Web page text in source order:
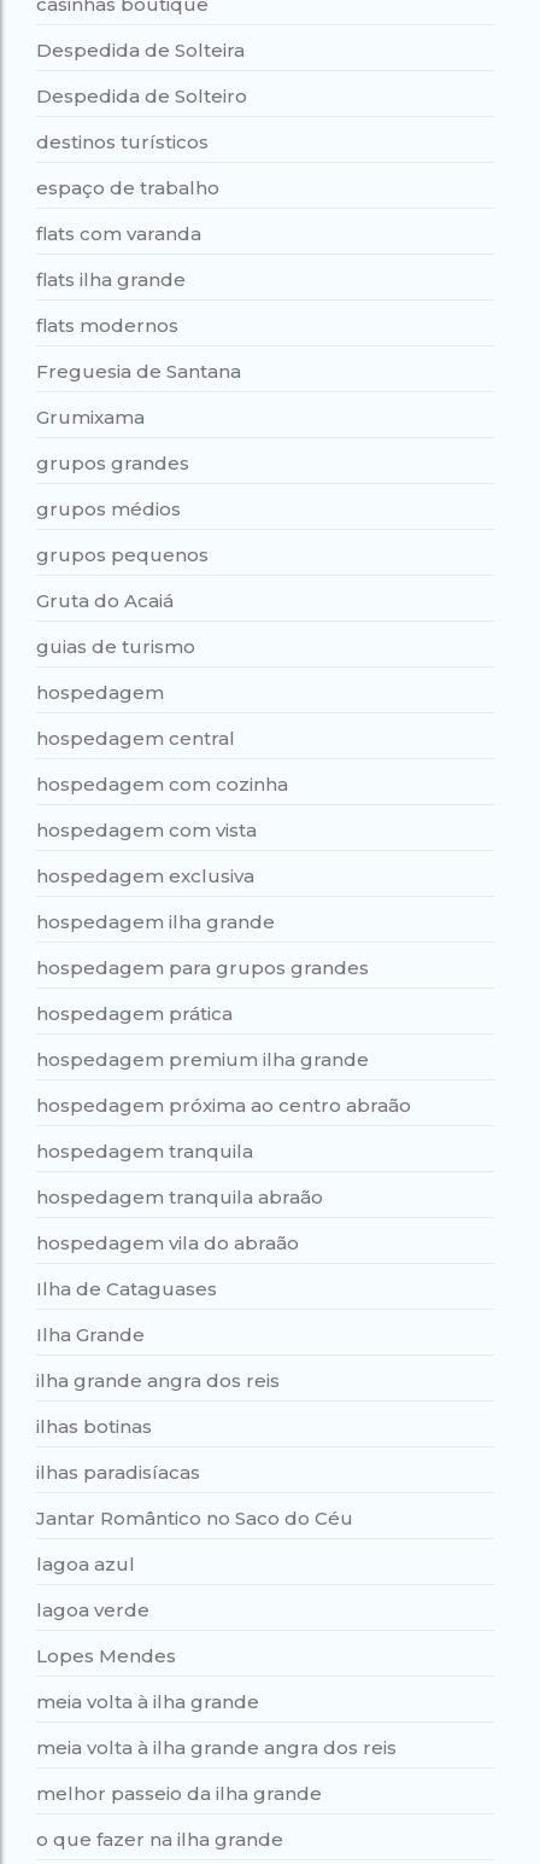
Despedida de Solteira
Despedida de Solteiro
destinos turísticos
espaço de trabalho
flats com varanda
flats ilha grande
flats modernos
Freguesia de Santana
Grumixama
grupos grandes
grupos médios
grupos pequenos
Gruta do Acaiá
guias de turismo
hospedagem
hospedagem central
hospedagem com cozinha
hospedagem com vista
hospedagem exclusiva
hospedagem ilha grande
hospedagem para grupos grandes
hospedagem prática
hospedagem premium ilha grande
hospedagem próxima ao centro abraão
hospedagem tranquila
hospedagem tranquila abraão
hospedagem vila do abraão
Ilha de Cataguases
Ilha Grande
ilha grande angra dos reis
ilhas botinas
ilhas paradisíacas
Jantar Romântico no Saco do Céu
lagoa azul
lagoa verde
Lopes Mendes
meia volta à ilha grande
meia volta à ilha grande angra dos reis
melhor passeio da ilha grande
o que fazer na ilha grande